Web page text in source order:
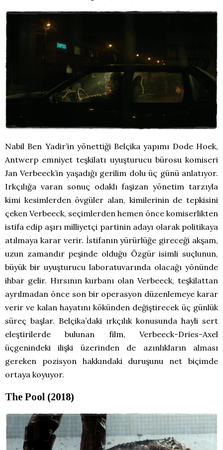
Nabil Ben Yadir’in yönettiği Belçika yapımı Dode Hoek,
Antwerp emniyet teşkilatı uyuşturucu bürosu komiseri
Jan Verbeeck’in yaşadığı gerilim dolu üç günü anlatıyor.
Irkçılığa varan sonuç odaklı faşizan yönetim tarzıyla
kimi kesimlerden övgüler alan, kimilerinin de tepkisini
çeken Verbeeck, seçimlerden hemen önce komiserlikten
istifa edip aşırı milliyetçi partinin adayı olarak politikaya
atılmaya karar verir. İstifanın yürürlüğe gireceği akşam,
uzun zamandır peşinde olduğu Özgür isimli suçlunun,
büyük bir uyuşturucu laboratuvarında olacağı yönünde
ihbar gelir. Hırsının kurbanı olan Verbeeck, teşkilattan
ayrılmadan önce son bir operasyon düzenlemeye karar
verir ve kalan hayatını kökünden değiştirecek üç günlük
süreç başlar. Belçika’daki ırkçılık konusunda hayli sert
eleştirilerde bulunan film, Verbeeck-Dries-Axel
üçgenindeki ilişki üzerinden de azınlıkların alması
gereken pozisyon hakkındaki duruşunu net biçimde
ortaya koyuyor.
The Pool (2018)